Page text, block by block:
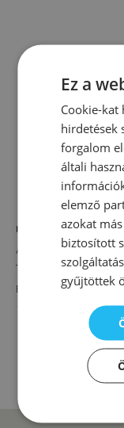
HELYSZÍN
AnKa Magnolia XVI.
Thököly út 4.
Budapest
1163
Pszichodráma
Ez a
Cookie-kat
hirdetések
forgalom
általi
elemző
azokat
biztosított
gyűjtöttek